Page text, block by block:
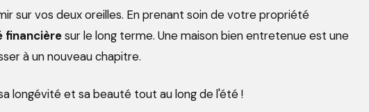
sur vos deux oreilles. En prenant soin de votre propriété
financièresur le long terme. Une maison bien entretenue est une
à un nouveau chapitre.
longévité et sa beauté tout au long de l'été !